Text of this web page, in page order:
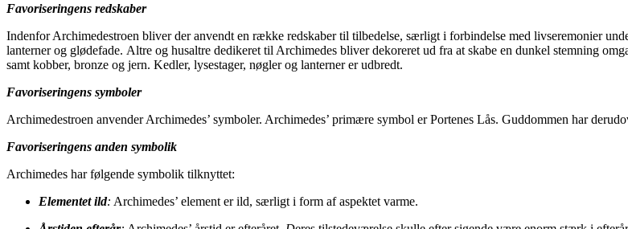
Favoriseringens redskaber
Indenfor Archimedestroen bliver der anvendt en række redskaber til tilbedelse, særligt i forbindelse med livseremonier
lanterner og glødefade. Altre og husaltre dedikeret til Archimedes bliver dekoreret ud fra at skabe en dunkel stemning
samt kobber, bronze og jern. Kedler, lysestager, nøgler og lanterner er udbredt.
Favoriseringens symboler
Archimedestroen anvender Archimedes’ symboler. Archimedes’ primære symbol er Portenes Lås. Guddommen har
Favoriseringens anden symbolik
Archimedes har følgende symbolik tilknyttet:
Elementet ild: Archimedes’ element er ild, særligt i form af aspektet varme.